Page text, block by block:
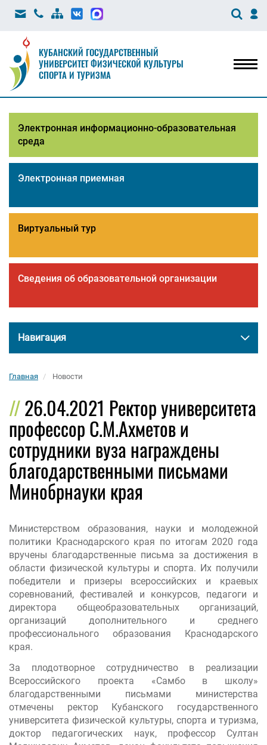
КУБАНСКИЙ ГОСУДАРСТВЕННЫЙ
УНИВЕРСИТЕТ ФИЗИЧЕСКОЙ КУЛЬТУРЫ
СПОРТА И ТУРИЗМА
Электронная информационно-образовательная
среда
Электронная приемная
Виртуальный тур
Сведения об образовательной организации
Навигация
Главная Новости
26.04.2021 Ректор университета
профессор С.М.Ахметов и
сотрудники вуза награждены
благодарственными письмами
Минобрнауки края
Министерством образования, науки и молодежной
политики Краснодарского края по итогам 2020 года
вручены благодарственные письма за достижения в
области физической культуры и спорта. Их получили
победители и призеры всероссийских и краевых
соревнований, фестивалей и конкурсов, педагоги и
директора общеобразовательных организаций,
организаций дополнительного и среднего
профессионального образования Краснодарского
края.
За плодотворное сотрудничество в реализации
Всероссийского проекта «Самбо в школу»
благодарственными письмами министерства
отмечены ректор Кубанского государственного
университета физической культуры, спорта и туризма,
доктор педагогических наук, профессор Султан